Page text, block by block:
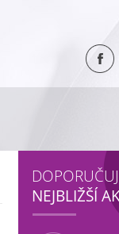
NEJBLIŽŠÍ